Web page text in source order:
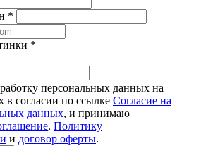
*
*
персональных данных на
в согласии по ссылке Согласие на
данных, и принимаю
, Политику
и договор оферты.